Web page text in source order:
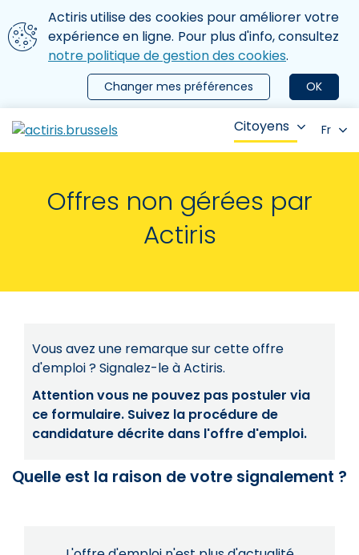
Aller au contenu principal
Nous utilisons des cookies
Actiris utilise des cookies pour améliorer votre
expérience en ligne. Pour plus d'info, consultez
notre politique de gestion des cookies.
OK
Changer mes préférences
le menu
Citoyens Fr
Offres non gérées par
Actiris
Vous avez une remarque sur cette offre
d'emploi ? Signalez-le à Actiris.
Attention vous ne pouvez pas postuler via
ce formulaire. Suivez la procédure de
candidature décrite dans l'offre d'emploi.
Quelle est la raison de votre signalement ?